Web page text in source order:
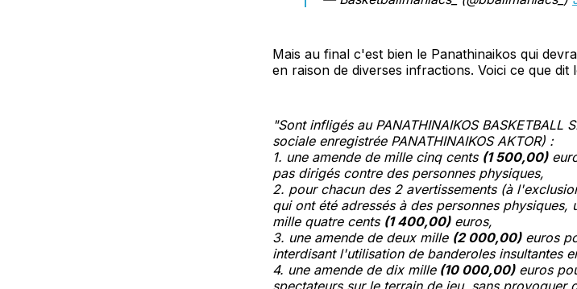
Mais au final c'est bien le Panathinaikos qui
en raison de diverses infractions. Voici ce que dit
"Sont infligés au PANATHINAIKOS BASKETBALL
sociale enregistrée PANATHINAIKOS AKTOR) :
1. une amende de mille cinq cents (1 500,00)
pas dirigés contre des personnes physiques,
2. pour chacun des 2 avertissements (à
qui ont été adressés à des personnes physiques,
mille quatre cents (1 400,00)euros,
3. une amende de deux mille (2 000,00)euros
interdisant l'utilisation de banderoles insultantes
4. une amende de dix mille(10 000,00)euros
spectateurs sur le terrain de jeu, sans provoquer